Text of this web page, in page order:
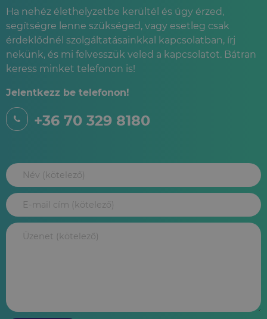
Ha nehéz élethelyzetbe kerültél és úgy érzed,
segítségre lenne szükséged, vagy esetleg csak
érdeklődnél szolgáltatásainkkal kapcsolatban, írj
nekünk, és mi felvesszük veled a kapcsolatot. Bátran
keress minket telefonon is!
Jelentkezz be telefonon!
+36 70 329 8180